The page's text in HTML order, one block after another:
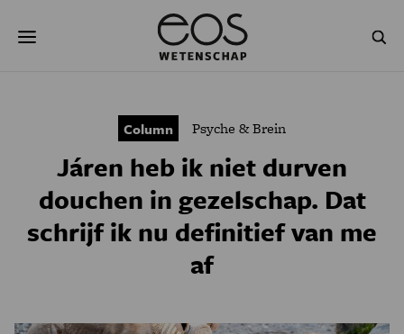
naar
GEZONDHEID
NATUURWETENSCHAPPEN
PSYCHE & BREIN BLOGS
JONGE UITDAGERS
Column Psyche & Brein
Járen heb ik niet durven
douchen in gezelschap. Dat
schrijf ik nu definitief van me
af